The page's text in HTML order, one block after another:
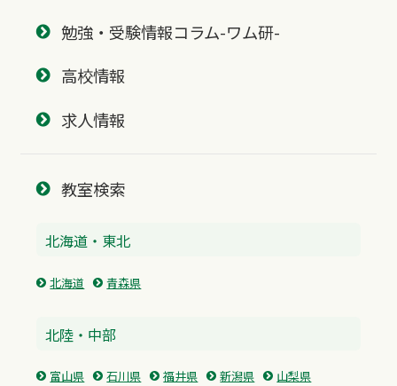
勉強・受験情報コラム-ワム研-
高校情報
求人情報
教室検索
北海道・東北
北海道 青森県
北陸・中部
富山県 石川県 福井県 新潟県
山梨県